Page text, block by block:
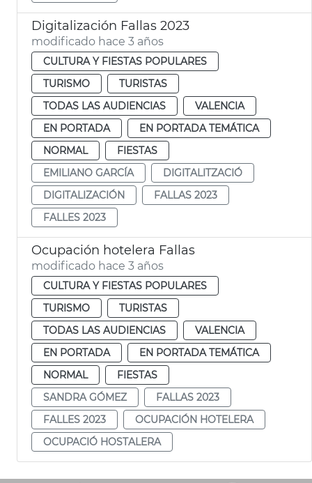
Digitalización Fallas 2023
modificado hace 3 años
CULTURA Y FIESTAS POPULARES
TURISMO
TURISTAS
TODAS LAS AUDIENCIAS
VALENCIA
EN PORTADA
EN PORTADA TEMÁTICA
NORMAL
FIESTAS
EMILIANO GARCÍA
DIGITALITZACIÓ
DIGITALIZACIÓN
FALLAS 2023
FALLES 2023
Ocupación hotelera Fallas
modificado hace 3 años
CULTURA Y FIESTAS POPULARES
TURISMO
TURISTAS
TODAS LAS AUDIENCIAS
VALENCIA
EN PORTADA
EN PORTADA TEMÁTICA
NORMAL
FIESTAS
SANDRA GÓMEZ
FALLAS 2023
FALLES 2023
OCUPACIÓN HOTELERA
OCUPACIÓ HOSTALERA